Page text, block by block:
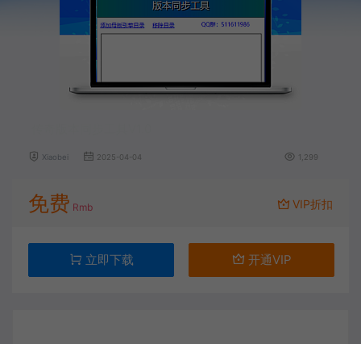
Xiaobei 2025-04-04 1,299
免费 Rmb VIP折扣
立即下载 开通VIP